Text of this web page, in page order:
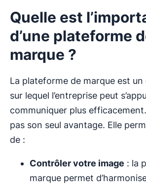
Quelle est
d’une plateforme
marque ?
La plateforme de marque est
sur lequel l’entreprise peut
communiquer plus efficacement.
pas son seul avantage. Elle
de :
Contrôler votre image : la
marque permet